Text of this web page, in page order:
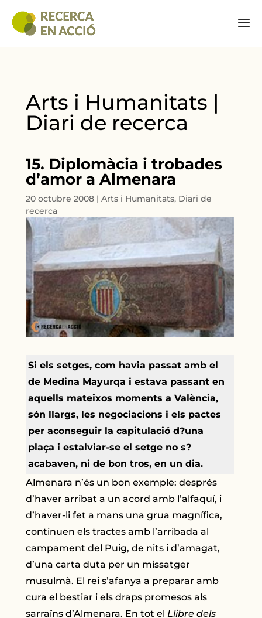
Arts i Humanitats |
Diari de recerca
15. Diplomàcia i trobades
d’amor a Almenara
20 octubre 2008 |Arts i Humanitats, Diari de
recerca
Si els setges, com havia passat amb el
de Medina Mayurqa i estava passant en
aquells mateixos moments a València,
són llargs, les negociacions i els pactes
per aconseguir la capitulació d?una
plaça i estalviar-se el setge no s?
acabaven, ni de bon tros, en un dia.
Almenara n’és un bon exemple: després
d’haver arribat a un acord amb l’alfaquí, i
d’haver-li fet a mans una grua magnífica,
continuen els tractes amb l’arribada al
campament del Puig, de nits i d’amagat,
d’una carta duta per un missatger
musulmà. El rei s’afanya a preparar amb
cura el bestiar i els draps promesos als
sarraïns d’Almenara. En tot el Llibre dels